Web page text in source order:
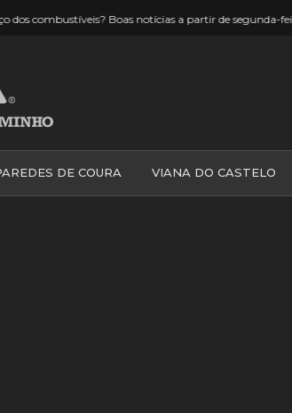
Boas notícias a partir de segunda-feira 04:20
DE COURA VIANA DO CASTELO